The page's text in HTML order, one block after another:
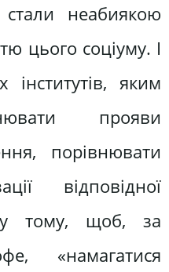
стали неабиякою
цього соціуму. І
інститутів, яким
прояви
порівнювати
відповідної
у тому, щоб, за
«намагатися